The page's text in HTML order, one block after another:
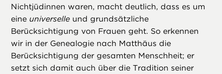
Nichtjüdinnen waren, macht deutlich, dass es um
eine universelle und grundsätzliche
Berücksichtigung von Frauen geht. So erkennen
wir in der Genealogie nach Matthäus die
Berücksichtigung der gesamten Menschheit; er
setzt sich damit auch über die Tradition seiner